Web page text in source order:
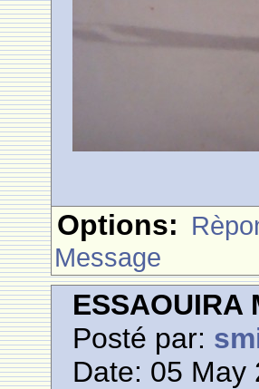
Options:
Message
ESSAOUIRA
Posté par:
Date: 05 May